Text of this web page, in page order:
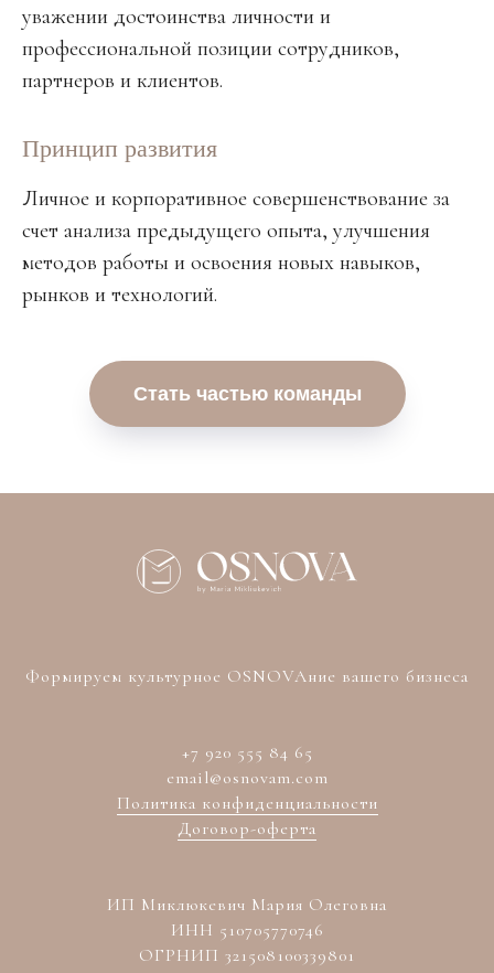
уважении достоинства личности и
профессиональной позиции сотрудников,
партнеров и клиентов.
Принцип развития
Личное и корпоративное совершенствование за
счет анализа предыдущего опыта, улучшения
методов работы и освоения новых навыков,
рынков и технологий.
Стать частью команды
Формируем культурное OSNOVAние вашего бизнеса
+7 920 555 84 65
email@osnovam.com
Политика конфиденциальности
Договор-оферта
ИП Миклюкевич Мария Олеговна
ИНН 510705770746
ОГРНИП 321508100339801